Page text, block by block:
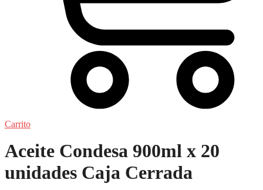
Carrito
Aceite Condesa 900ml x 20
unidades Caja Cerrada